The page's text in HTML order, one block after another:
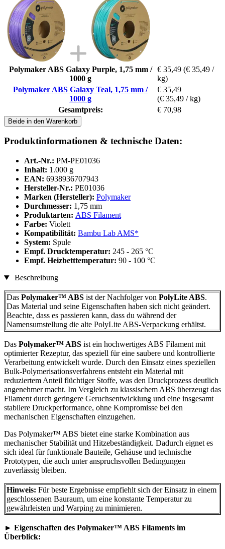
Polymaker ABS Galaxy Purple, 1,75 mm /
1000 g
€ 35,49 (€ 35,49 /
kg)
Polymaker ABS Galaxy Teal, 1,75 mm /
1000 g
€ 35,49
(€ 35,49 / kg)
Gesamtpreis:
€ 70,98
Beide in den Warenkorb
Produktinformationen & technische Daten:
Art.-Nr.: PM-PE01036
Inhalt: 1.000 g
EAN: 6938936707943
Hersteller-Nr.: PE01036
Marken (Hersteller): Polymaker
Durchmesser: 1,75 mm
Produktarten: ABS Filament
Farbe: Violett
Kompatibilität: Bambu Lab AMS*
System: Spule
Empf. Drucktemperatur: 245 - 265 °C
Empf. Heizbetttemperatur: 90 - 100 °C
Beschreibung
Das Polymaker™ ABS ist der Nachfolger von PolyLite ABS.
Das Material und seine Eigenschaften haben sich nicht geändert.
Beachte, dass es passieren kann, dass du während der
Namensumstellung die alte PolyLite ABS-Verpackung erhältst.
Das Polymaker™ ABS ist ein hochwertiges ABS Filament mit
optimierter Rezeptur, das speziell für eine saubere und kontrollierte
Verarbeitung entwickelt wurde. Durch den Einsatz eines speziellen
Bulk-Polymerisationsverfahrens entsteht ein Material mit
reduziertem Anteil flüchtiger Stoffe, was den Druckprozess deutlich
angenehmer macht. Im Vergleich zu klassischem ABS überzeugt das
Filament durch geringere Geruchsentwicklung und eine insgesamt
stabilere Druckperformance, ohne Kompromisse bei den
mechanischen Eigenschaften einzugehen.
Das Polymaker™ ABS bietet eine starke Kombination aus
mechanischer Stabilität und Hitzebeständigkeit. Dadurch eignet es
sich ideal für funktionale Bauteile, Gehäuse und technische
Prototypen, die auch unter anspruchsvollen Bedingungen
zuverlässig bleiben.
Hinweis: Für beste Ergebnisse empfiehlt sich der Einsatz in einem
geschlossenen Bauraum, um eine konstante Temperatur zu
gewährleisten und Warping zu minimieren.
► Eigenschaften des Polymaker™ ABS Filaments im
Überblick: